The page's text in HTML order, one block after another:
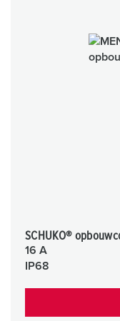
SCHUKO®
16 A
IP68